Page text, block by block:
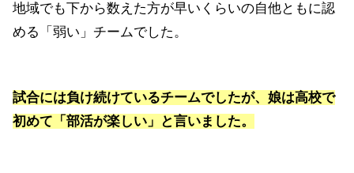
地域でも下から数えた方が早いくらいの自他ともに認
める「弱い」チームでした。
試合には負け続けているチームでしたが、娘は高校で
初めて「部活が楽しい」と言いました。